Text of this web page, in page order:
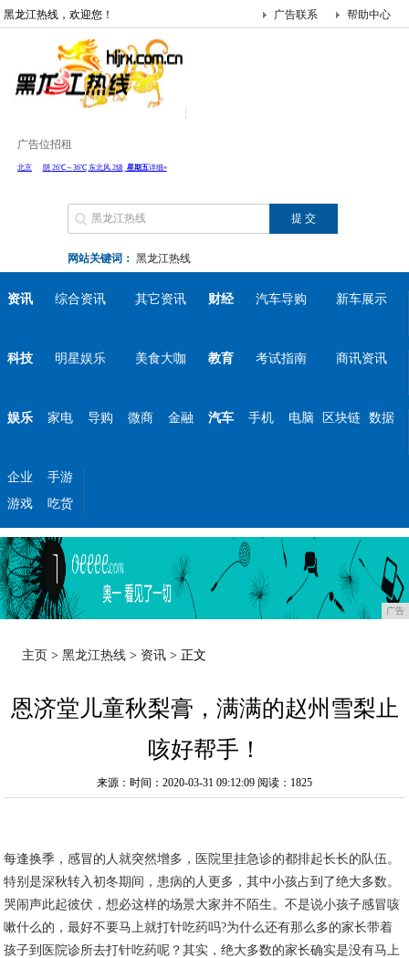
黑龙江热线，欢迎您！ 帮助中心
广告联系
广告位招租
网站关键词： 黑龙江热线
资讯 综合资讯 其它资讯 财经 汽车导购 新车展示
科技 明星娱乐 美食大咖 教育 考试指南 商讯资讯
娱乐 家电 导购 微商 金融 汽车 手机 电脑 区块链 数据
企业
手游
游戏
吃货
广告
主页 >黑龙江热线 > 资讯 > 正文
恩济堂儿童秋梨膏，满满的赵州雪梨止
咳好帮手！
来源：时间：2020-03-31 09:12:09 阅读：1825
每逢换季，感冒的人就突然增多，医院里挂急诊的都排起长长的队伍。
特别是深秋转入初冬期间，患病的人更多，其中小孩占到了绝大多数。
哭闹声此起彼伏，想必这样的场景大家并不陌生。不是说小孩子感冒咳
嗽什么的，最好不要马上就打针吃药吗?为什么还有那么多的家长带着
孩子到医院诊所去打针吃药呢？其实，绝大多数的家长确实是没有马上